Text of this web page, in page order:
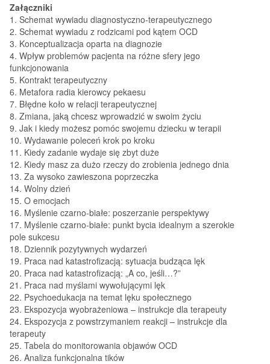
Załączniki
1. Schemat wywiadu diagnostyczno-terapeutycznego
2. Schemat wywiadu z rodzicami pod kątem OCD
3. Konceptualizacja oparta na diagnozie
4. Wpływ problemów pacjenta na różne sfery jego
funkcjonowania
5. Kontrakt terapeutyczny
6. Metafora radia kierowcy pekaesu
7. Błędne koło w relacji terapeutycznej
8. Zmiana, jaką chcesz wprowadzić w swoim życiu
9. Jak i kiedy możesz pomóc swojemu dziecku w terapii
10. Wydawanie poleceń krok po kroku
11. Kiedy zadanie wydaje się zbyt duże
12. Kiedy masz za dużo rzeczy do zrobienia jednego dnia
13. Za wysoko zawieszona poprzeczka
14. Wolny dzień
15. O emocjach
16. Myślenie czarno-białe: poszerzanie perspektywy
17. Myślenie czarno-białe: punkt bycia idealnym a szerokie
pole sukcesu
18. Dziennik pozytywnych wydarzeń
19. Praca nad katastrofizacją: sytuacja budząca lęk
20. Praca nad katastrofizacją: „A co, jeśli…?”
21. Praca nad myślami wywołującymi lęk
22. Psychoedukacja na temat lęku społecznego
23. Ekspozycja wyobrażeniowa – instrukcje dla terapeuty
24. Ekspozycja z powstrzymaniem reakcji – instrukcje dla
terapeuty
25. Tabela do monitorowania objawów OCD
26. Analiza funkcjonalna tików